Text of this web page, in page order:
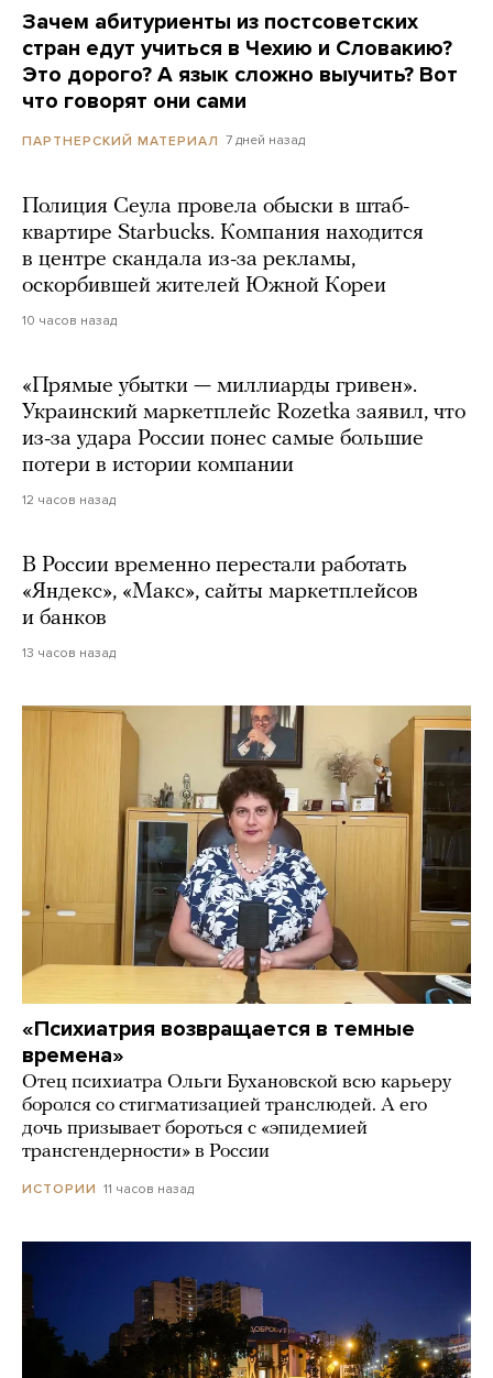
Зачем абитуриенты из постсоветских
стран едут учиться в Чехию и Словакию?
Это дорого? А язык сложно выучить? Вот
что говорят они сами
ПАРТНЕРСКИЙ МАТЕРИАЛ 7 дней назад
Полиция Сеула провела обыски в штаб-
квартире Starbucks. Компания находится
в центре скандала из-за рекламы,
оскорбившей жителей Южной Кореи
10 часов назад
«Прямые убытки — миллиарды гривен».
Украинский маркетплейс Rozetka заявил, что
из-за удара России понес самые большие
потери в истории компании
12 часов назад
В России временно перестали работать
«Яндекс», «Макс», сайты маркетплейсов
и банков
13 часов назад
«Психиатрия возвращается в темные
времена»
Отец психиатра Ольги Бухановской всю карьеру
боролся со стигматизацией транслюдей. А его
дочь призывает бороться с «эпидемией
трансгендерности» в России
ИСТОРИИ 11 часов назад